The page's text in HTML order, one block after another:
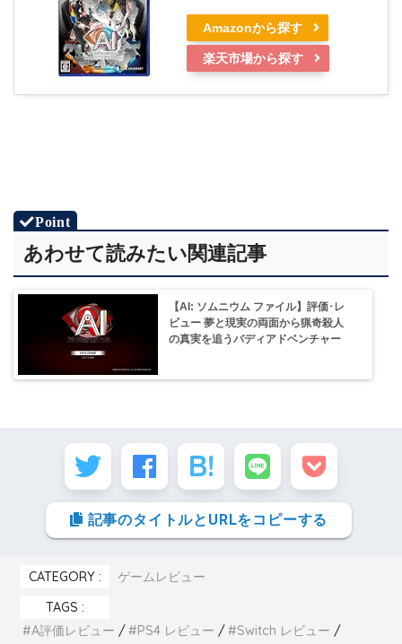
Amazonから探す
楽天市場から探す
あわせて読みたい関連記事
【AI: ソムニウム ファイル】評価･レ
ビュー 夢と現実の両面から猟奇殺人
の真実を追うバディアドベンチャー
記事のタイトルとURLをコピーする
CATEGORY :
ゲームレビュー
TAGS :
A評価レビュー
PS4 レビュー
Switch レビュー